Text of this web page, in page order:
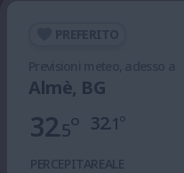
Almè, BG
32.5°
PERCEPITA
32.1°
REALE